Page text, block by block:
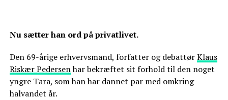
Nu sætter han ord på privatlivet.
Den 69-årige erhvervsmand, forfatter og debattørKlaus
Riskær Pedersenhar bekræftet sit forhold til den noget
yngre Tara, som han har dannet par med omkring
halvandet år.